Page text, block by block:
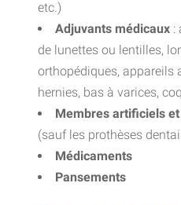
etc.)
Adjuvants médicaux:
de lunettes ou lentilles,
orthopédiques, appareils
hernies, bas à varices,
Membres artificiels
(sauf les prothèses
Médicaments
Pansements